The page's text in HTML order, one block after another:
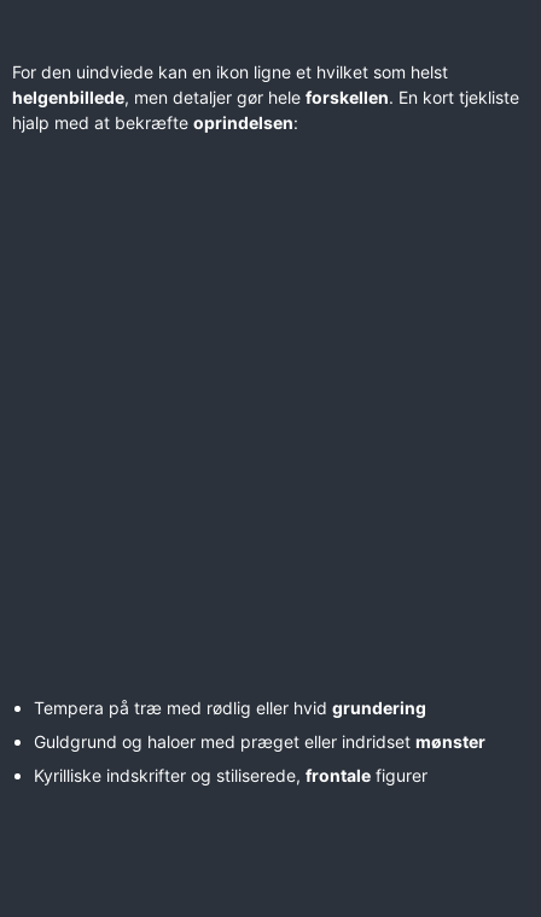
For den uindviede kan en ikon ligne et hvilket som helst
helgenbillede, men detaljer gør hele forskellen. En kort tjekliste
hjalp med at bekræfte oprindelsen:
Tempera på træ med rødlig eller hvid grundering
Guldgrund og haloer med præget eller indridset mønster
Kyrilliske indskrifter og stiliserede, frontalefigurer